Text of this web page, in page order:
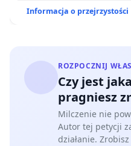
Informacja o przejrzystości
ROZPOCZNIJ
Czy jest
pragniesz
Milczenie nie
Autor tej petycji
działanie.